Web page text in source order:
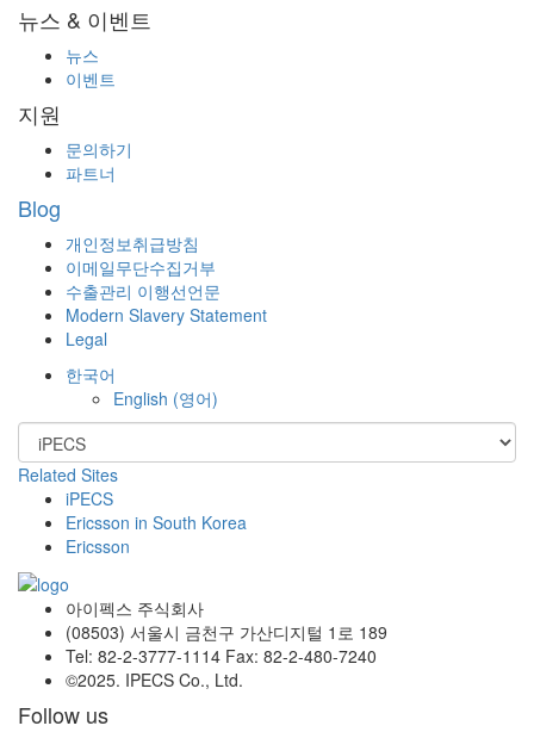
뉴스 & 이벤트
뉴스
이벤트
지원
문의하기
파트너
Blog
개인정보취급방침
이메일무단수집거부
수출관리 이행선언문
Modern Slavery Statement
Legal
한국어
English (영어)
Related Sites
iPECS
Ericsson in South Korea
Ericsson
아이펙스 주식회사
(08503) 서울시 금천구 가산디지털 1로 189
Tel: 82-2-3777-1114 Fax: 82-2-480-7240
©2025. IPECS Co., Ltd.
Follow us